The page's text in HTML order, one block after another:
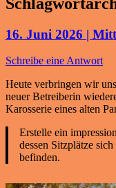
16. Juni 2026 |
Schreibe eine Antwort
Heute verbringen wir
neuer Betreiberin
Karosserie eines alten
Erstelle ein
dessen Sitzplätze
befinden.